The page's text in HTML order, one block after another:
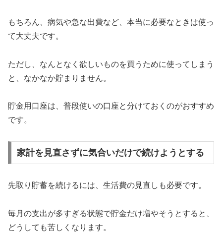
もちろん、病気や急な出費など、本当に必要なときは使っ
て大丈夫です。
ただし、なんとなく欲しいものを買うために使ってしまう
と、なかなか貯まりません。
貯金用口座は、普段使いの口座と分けておくのがおすすめ
です。
家計を見直さずに気合いだけで続けようとする
先取り貯蓄を続けるには、生活費の見直しも必要です。
毎月の支出が多すぎる状態で貯金だけ増やそうとすると、
どうしても苦しくなります。